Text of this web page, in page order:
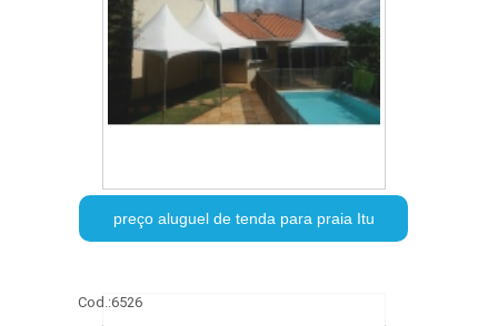
preço aluguel de tenda para praia Itu
Cod.:6526